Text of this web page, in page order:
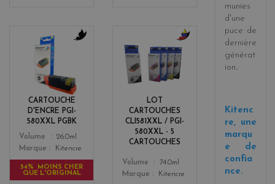
CARTOUCHE
D'ENCRE PGI-
580XXL PGBK
Color
c
k
Volume
26.0ml
Marque
Kitencre
54% MOINS CHER
QUE L'ORIGINAL
LOT
CARTOUCHES
CLI581XXL / PGI-
580XXL - 5
CARTOUCHES
Color
b
l
a
+
3
Volume
74.0ml
Marque
Kitencre
munies
d'une
puce de
dernière
générat
ion.
Kitenc
re, une
marqu
e de
confia
nce.